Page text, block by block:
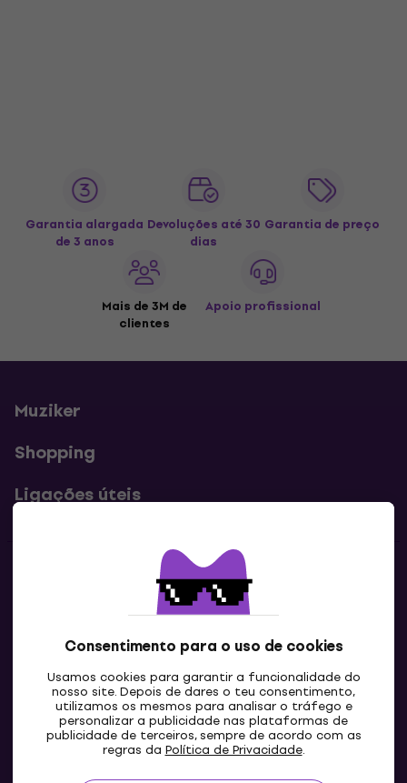
Consentimento para o uso de cookies
Usamos cookies para garantir a funcionalidade do
nosso site. Depois de dares o teu consentimento,
utilizamos os mesmos para analisar o tráfego e
personalizar a publicidade nas plataformas de
publicidade de terceiros, sempre de acordo com as
regras da Política de Privacidade.
Garantia alargada
de 3 anos
Devoluções até 30
dias
Garantia de preço
Mais de 3M de
clientes
Apoio profissional
Muziker
Shopping
Ligações úteis
Contatos
Contacta-nos